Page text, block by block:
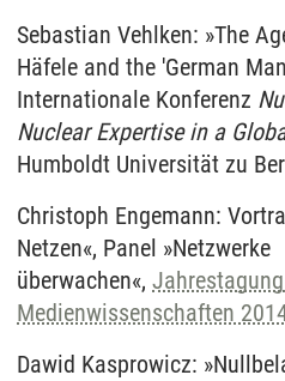
Sebastian Vehlken: »The
Häfele and the 'German
Internationale Konferenz
Nuclear Expertise in a
Humboldt Universität zu
Christoph Engemann:
Netzen«, Panel »Netzwerke
überwachen«,
Medienwissenschaften
Dawid Kasprowicz: